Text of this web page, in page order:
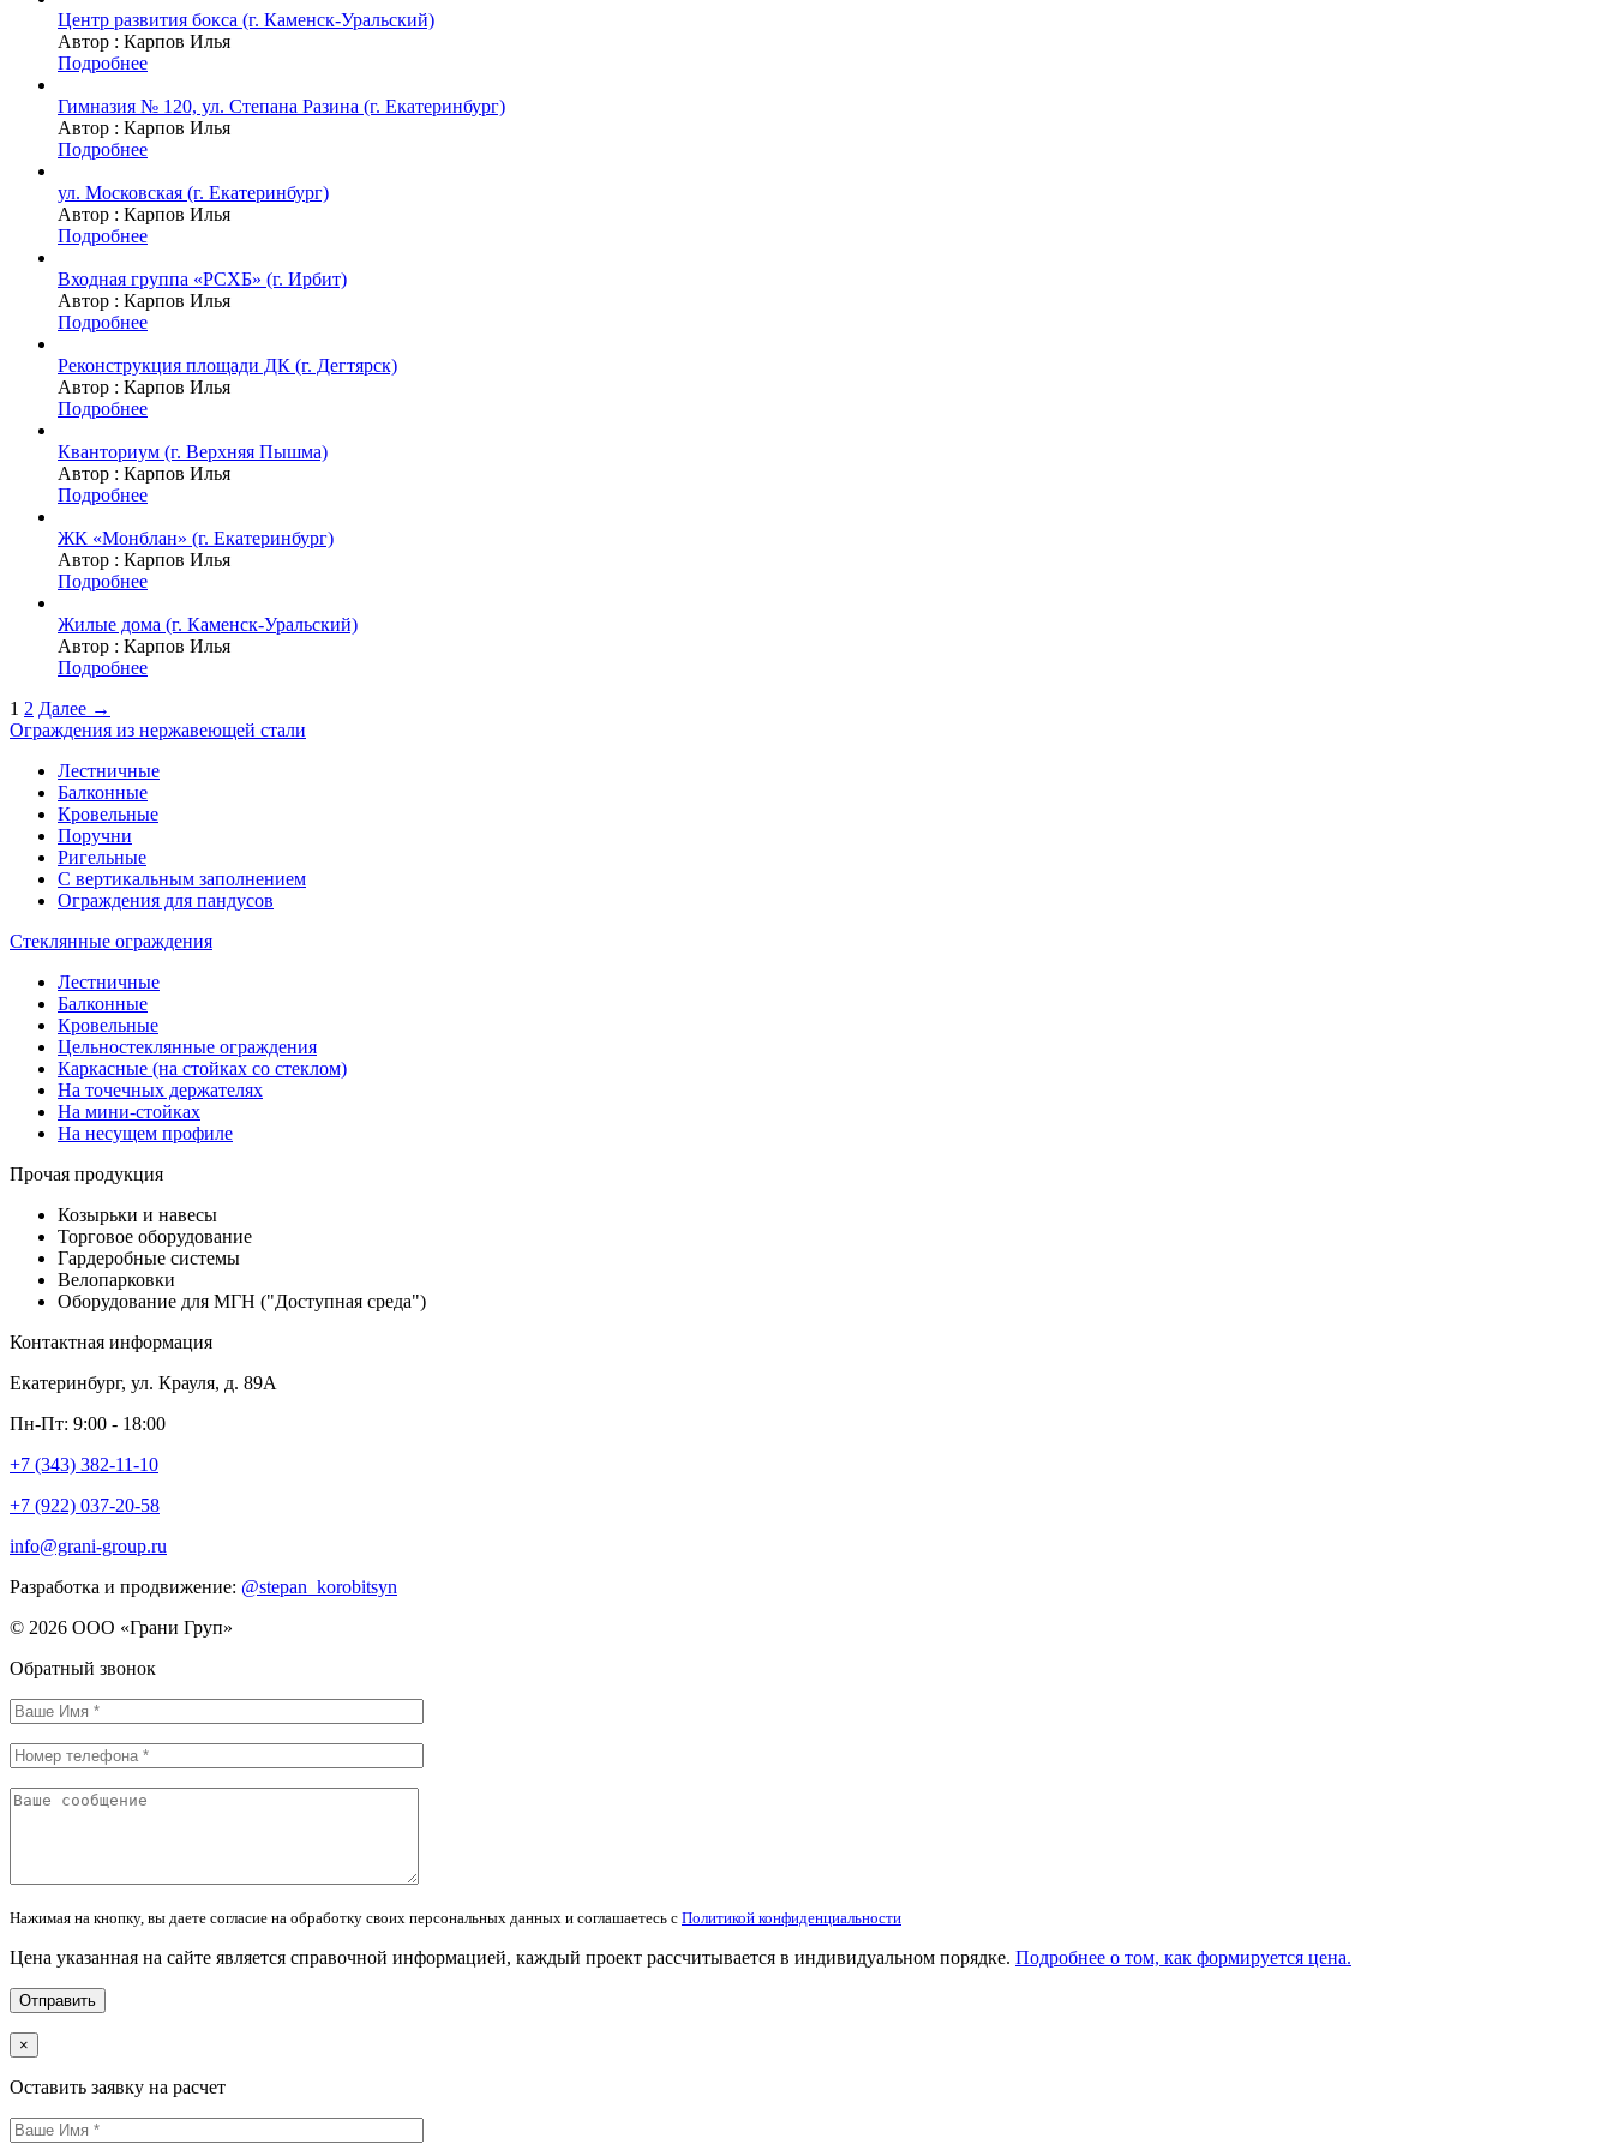
Центр развития бокса (г. Каменск-Уральский)
Автор : Карпов Илья
Подробнее
Гимназия № 120, ул. Степана Разина (г. Екатеринбург)
Автор : Карпов Илья
Подробнее
ул. Московская (г. Екатеринбург)
Автор : Карпов Илья
Подробнее
Входная группа «РСХБ» (г. Ирбит)
Автор : Карпов Илья
Подробнее
Реконструкция площади ДК (г. Дегтярск)
Автор : Карпов Илья
Подробнее
Кванториум (г. Верхняя Пышма)
Автор : Карпов Илья
Подробнее
ЖК «Монблан» (г. Екатеринбург)
Автор : Карпов Илья
Подробнее
Жилые дома (г. Каменск-Уральский)
Автор : Карпов Илья
Подробнее
1 2 Далее →
Ограждения из нержавеющей стали
Лестничные
Балконные
Кровельные
Поручни
Ригельные
С вертикальным заполнением
Ограждения для пандусов
Стеклянные ограждения
Лестничные
Балконные
Кровельные
Цельностеклянные ограждения
Каркасные (на стойках со стеклом)
На точечных держателях
На мини-стойках
На несущем профиле
Прочая продукция
Козырьки и навесы
Торговое оборудование
Гардеробные системы
Велопарковки
Оборудование для МГН ("Доступная среда")
Контактная информация
Екатеринбург, ул. Крауля, д. 89А
Пн-Пт: 9:00 - 18:00
+7 (343) 382-11-10
+7 (922) 037-20-58
info@grani-group.ru
Разработка и продвижение: @stepan_korobitsyn
© 2026 ООО «Грани Груп»
Обратный звонок
Нажимая на кнопку, вы даете согласие на обработку своих персональных данных и соглашаетесь с Политикой конфиденциальности
Цена указанная на сайте является справочной информацией, каждый проект рассчитывается в индивидуальном порядке. Подробнее о том, как формируется цена.
×
Оставить заявку на расчет